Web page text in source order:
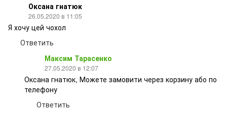
Оксана гнатюк
26.05.2020 в 11:05
Я хочу цей чохол
Ответить
Максим Тарасенко
27.05.2020 в 12:07
Оксана гнатюк, Можете замовити через корзину або по
телефону
Ответить